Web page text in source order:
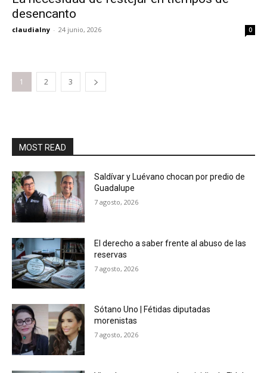
desencanto
claudialny - 24 junio, 2026 0
1 2 3
MOST READ
Saldívar y Luévano chocan por predio de
Guadalupe
7 agosto, 2026
El derecho a saber frente al abuso de las
reservas
7 agosto, 2026
Sótano Uno | Fétidas diputadas
morenistas
7 agosto, 2026